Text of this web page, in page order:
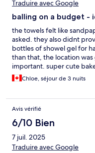
Traduire avec Google
balling on a budget -
the towels felt like
asked. they also didnt
bottles of showel gel for
than that, the location
important. super cute
Filos for the best gyros.
Chloe, séjour de 3 nuits
Avis vérifié
6/10 Bien
7 juil. 2025
Traduire avec Google